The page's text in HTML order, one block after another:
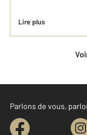
Lire plus
Parlons de vous,